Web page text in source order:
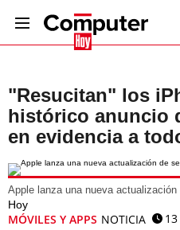
"Resucitan" los
histórico anuncio
en evidencia a
Apple lanza una nueva actualización
Hoy
MÓVILES Y APPS NOTICIA